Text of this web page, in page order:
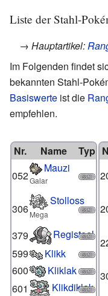
Liste der Stahl-
→ Hauptartikel:
Im Folgenden findet
bekannten Stahl-
Basiswerte ist die
empfehlen.
Nr. Name
Typ
052
Mauzi
Galar
306
Stolloss
Mega
379
Registeel
599
Klikk
600
Kliklak
601
Klikdiklak